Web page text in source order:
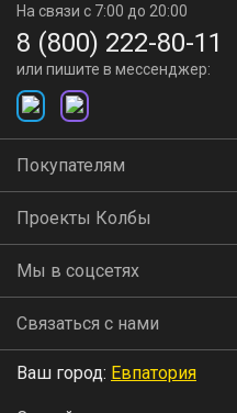
На связи с 7:00 до 20:00
8 (800) 222-80-11
или пишите в мессенджер:
Покупателям
Проекты Колбы
Мы в соцсетях
Связаться с нами
Ваш город: Евпатория